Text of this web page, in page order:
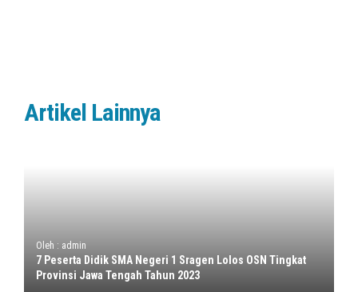
Artikel Lainnya
Oleh : admin
7 Peserta Didik SMA Negeri 1 Sragen Lolos OSN Tingkat
Provinsi Jawa Tengah Tahun 2023